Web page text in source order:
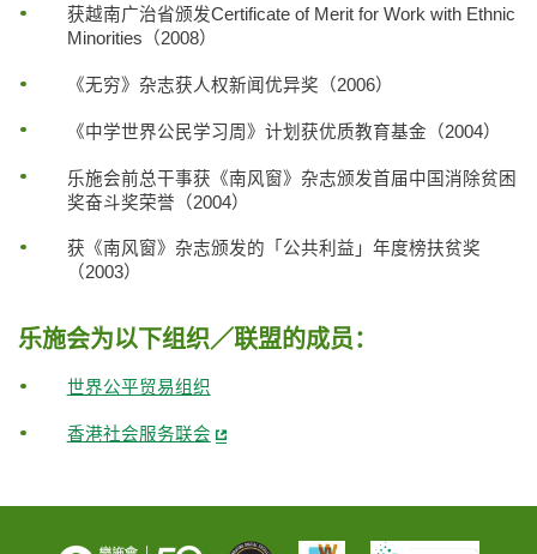
获越南广治省颁发Certificate of Merit for Work with Ethnic
Minorities（2008）
《无穷》杂志获人权新闻优异奖（2006）
《中学世界公民学习周》计划获优质教育基金（2004）
乐施会前总干事获《南风窗》杂志颁发首届中国消除贫困
奖奋斗奖荣誉（2004）
获《南风窗》杂志颁发的「公共利益」年度榜扶贫奖
（2003）
乐施会为以下组织／联盟的成员：
世界公平贸易组织
香港社会服务联会